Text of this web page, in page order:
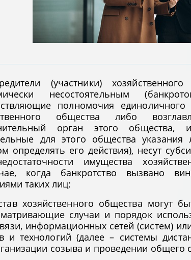
(участники)
несостоятельным
полномочия единоличного
общества либо
орган этого общества,
для этого общества
определять его действия), несут
имущества
когда банкротство вызвано
таких лиц;
хозяйственного общества могут
случаи и порядок
информационных сетей (систем)
и технологий (далее – системы
созыва и проведении общего